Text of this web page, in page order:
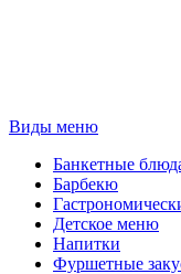
Виды меню
Банкетные
Барбекю
Детское меню
Напитки
Фуршетные